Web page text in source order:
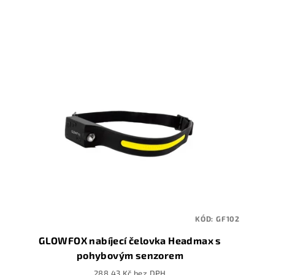
GLOWFOX nabíjecí čelovka Headmax s
pohybovým senzorem
KÓD: GF102